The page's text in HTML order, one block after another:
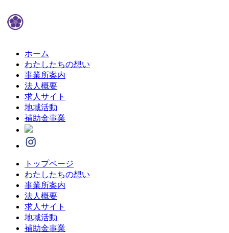
ホーム
わたしたちの想い
事業所案内
法人概要
求人サイト
地域活動
補助金事業
トップページ
わたしたちの想い
事業所案内
法人概要
求人サイト
地域活動
補助金事業